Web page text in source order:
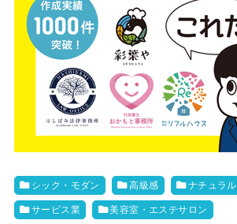
シック・モダン 高級感 ナチュラル
サービス業 美容室・エステサロン